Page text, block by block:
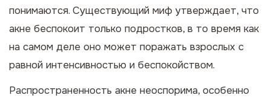
понимаются. Существующий миф утверждает, что
акне беспокоит только подростков, в то время как
на самом деле оно может поражать взрослых с
равной интенсивностью и беспокойством.
Распространенность акне неоспорима, особенно